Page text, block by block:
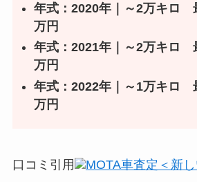
年式 ：2020年 ｜～2万キロ
万円
年式 ：2021年 ｜～2万キロ
万円
年式 ：2022年 ｜～1万キロ
万円
口コミ引用 MOTA車査定＜新